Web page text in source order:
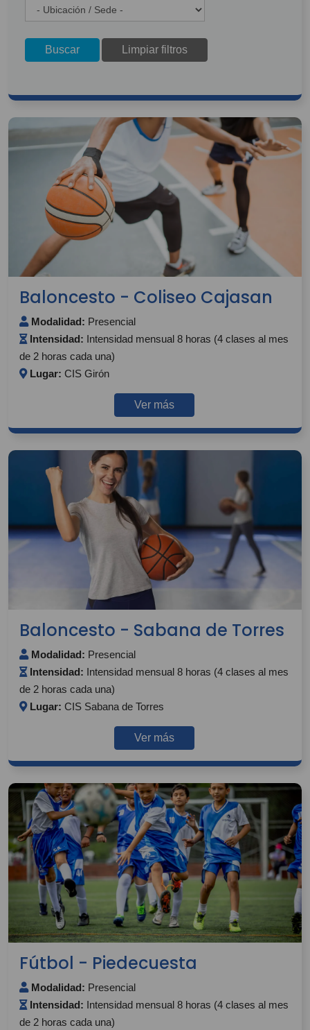
Buscar Limpiar filtros
Baloncesto - Coliseo Cajasan
Modalidad: Presencial
Intensidad: Intensidad mensual 8 horas (4 clases al mes
de 2 horas cada una)
Lugar: CIS Girón
Ver más
Baloncesto - Sabana de Torres
Modalidad: Presencial
Intensidad: Intensidad mensual 8 horas (4 clases al mes
de 2 horas cada una)
Lugar: CIS Sabana de Torres
Ver más
Fútbol - Piedecuesta
Modalidad: Presencial
Intensidad: Intensidad mensual 8 horas (4 clases al mes
de 2 horas cada una)